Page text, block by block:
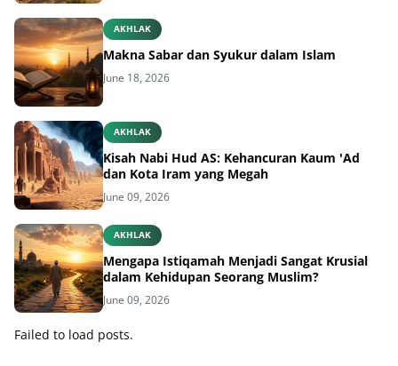
AKHLAK
Makna Sabar dan Syukur dalam Islam
June 18, 2026
AKHLAK
Kisah Nabi Hud AS: Kehancuran Kaum 'Ad
dan Kota Iram yang Megah
June 09, 2026
AKHLAK
Mengapa Istiqamah Menjadi Sangat Krusial
dalam Kehidupan Seorang Muslim?
June 09, 2026
Failed to load posts.